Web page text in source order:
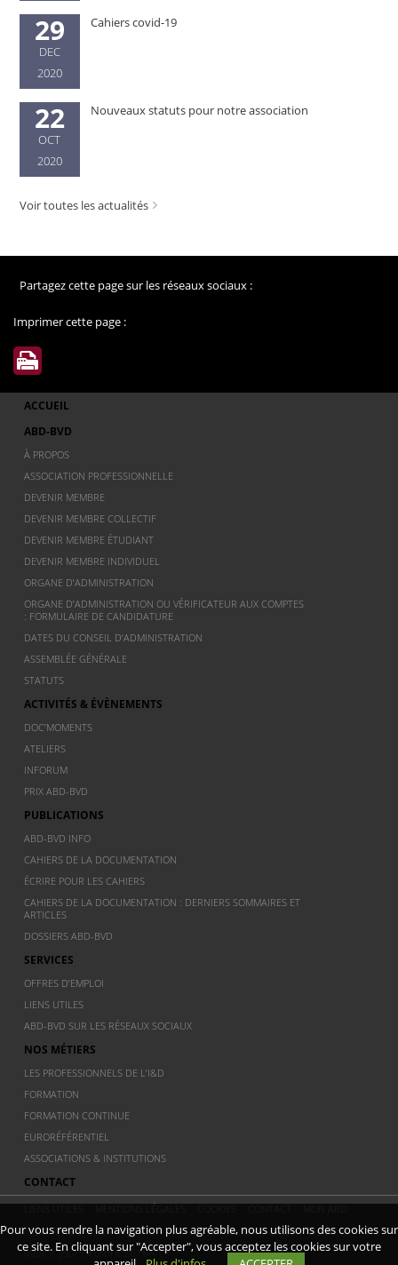
29
DEC
2020
Cahiers covid-19
22
OCT
2020
Nouveaux statuts pour notre association
Voir toutes les actualités
Partagez cette page sur les réseaux sociaux :
Imprimer cette page :
ACCUEIL
ABD-BVD
À PROPOS
ASSOCIATION PROFESSIONNELLE
DEVENIR MEMBRE
DEVENIR MEMBRE COLLECTIF
DEVENIR MEMBRE ÉTUDIANT
DEVENIR MEMBRE INDIVIDUEL
ORGANE D’ADMINISTRATION
ORGANE D’ADMINISTRATION OU VÉRIFICATEUR AUX COMPTES
: FORMULAIRE DE CANDIDATURE
DATES DU CONSEIL D’ADMINISTRATION
ASSEMBLÉE GÉNÉRALE
STATUTS
ACTIVITÉS & ÉVÈNEMENTS
DOC’MOMENTS
ATELIERS
INFORUM
PRIX ABD-BVD
PUBLICATIONS
ABD-BVD INFO
CAHIERS DE LA DOCUMENTATION
ÉCRIRE POUR LES CAHIERS
CAHIERS DE LA DOCUMENTATION : DERNIERS SOMMAIRES ET
ARTICLES
DOSSIERS ABD-BVD
SERVICES
OFFRES D’EMPLOI
LIENS UTILES
ABD-BVD SUR LES RÉSEAUX SOCIAUX
NOS MÉTIERS
LES PROFESSIONNELS DE L’I&D
FORMATION
FORMATION CONTINUE
EURORÉFÉRENTIEL
ASSOCIATIONS & INSTITUTIONS
CONTACT
© 2011 ABD BVD - Association Belge de documentation - Dernière
mise à jour Octobre 2016 -
Pour vous rendre la navigation plus agréable, nous utilisons des cookies sur
ce site. En cliquant sur "Accepter", vous acceptez les cookies sur votre